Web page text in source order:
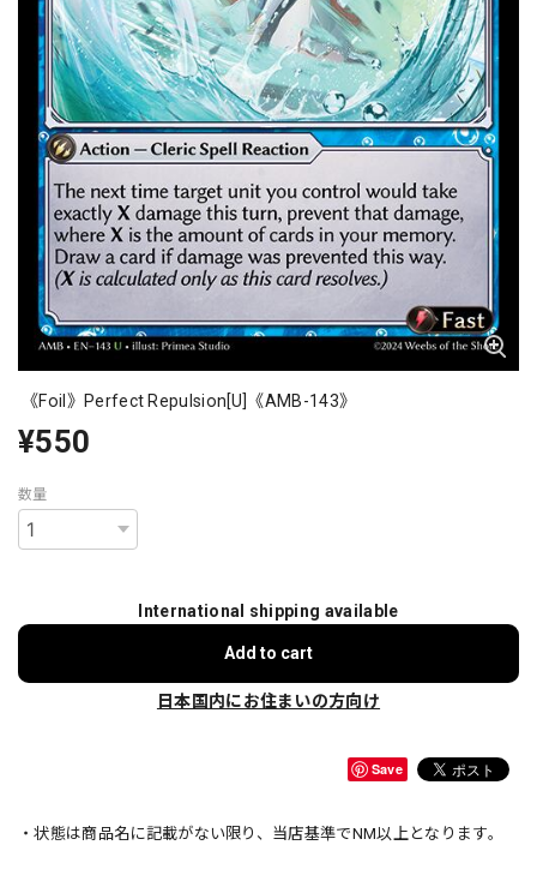
《Foil》Perfect Repulsion[U]《AMB-143》
¥550
数量
International shipping available
Add to cart
日本国内にお住まいの方向け
Save
・状態は商品名に記載がない限り、当店基準でNM以上となります。